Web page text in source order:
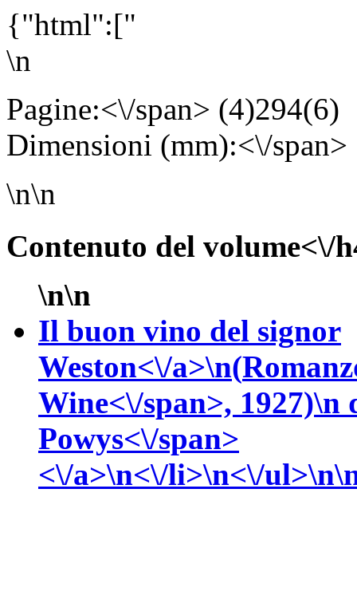
{"html":["
\n
Pagine:<\/span>
Dimensioni (mm):<\/
\n\n
Contenuto del volume<\/
\n\n
Il buon vino del signor
Weston<\/a>\n(
Wine<\/span>, 1927)\n
Powys<\/span>
<\/a>\n<\/li>\n<\/